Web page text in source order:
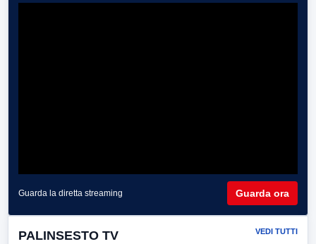
Guarda la diretta streaming Guarda ora
PALINSESTO TV VEDI TUTTI